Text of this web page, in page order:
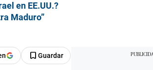
en EE.UU.?
Maduro”
Guardar